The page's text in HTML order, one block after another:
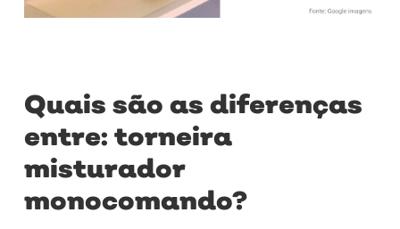
Quais são as diferenças
entre: torneira
misturador
monocomando?